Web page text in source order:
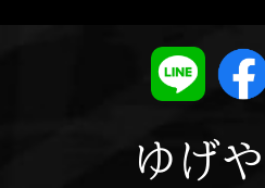
ゆげ